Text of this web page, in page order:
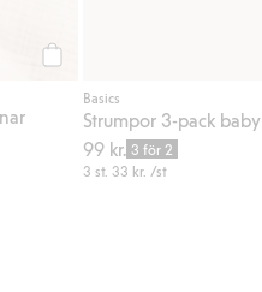
Basics
Strumpor 3-pack baby
99 kr. 3 för 2
3 st. 33 kr. /st